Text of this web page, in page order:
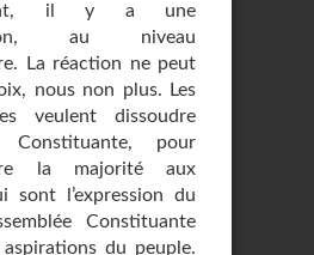
il y a une
au niveau
La réaction ne peut
nous non plus. Les
veulent dissoudre
Constituante, pour
la majorité aux
sont l’expression du
Constituante
du peuple.